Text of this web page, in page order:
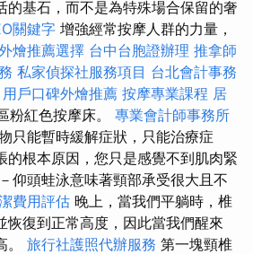
的基石，而不是為特殊場合保留的奢
關鍵字 增強經常按摩人群的力量，
燴推薦選擇 台中台胞證辦理 推拿師
私家偵探社服務項目 台北會計事務
用戶口碑外燴推薦 按摩專業課程 居
粉紅色按摩床。 專業會計師事務所
只能暫時緩解症狀，只能治療症
的根本原因，您只是感覺不到肌肉緊
仰頭蛙泳意味著頸部承受很大且不
費用評估 晚上，當我們平躺時，椎
恢復到正常高度，因此當我們醒來
。 旅行社護照代辦服務 第一塊頸椎